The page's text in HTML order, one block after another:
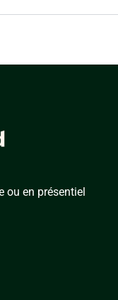
ou en présentiel